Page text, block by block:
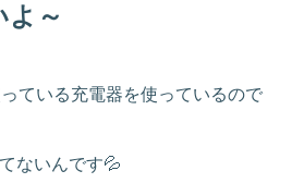
よ～
ている充電器を使っているので
ないんです💦